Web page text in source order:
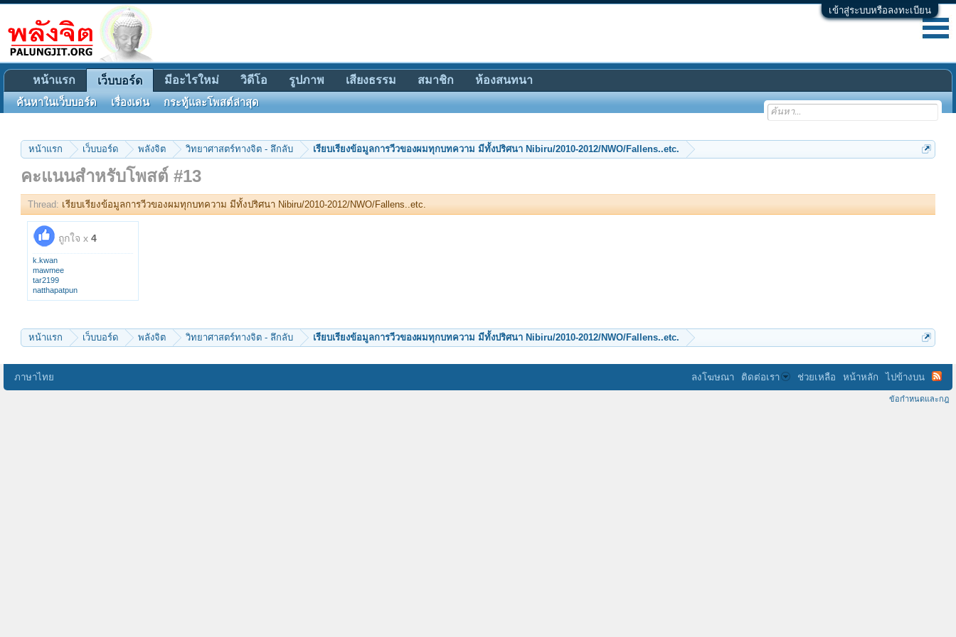
เข้าสู่ระบบหรือลงทะเบียน
หน้าแรก เว็บบอร์ด พลังจิต วิทยาศาสตร์ทางจิต - ลึกลับ เรียบเรียงข้อมูลการวีวของผมทุกบทความ มีทั้งปริศนา Nibiru/2010-2012/NWO/Fallens..etc.
คะแนนสำหรับโพสต์ #13
Thread: เรียบเรียงข้อมูลการวีวของผมทุกบทความ มีทั้งปริศนา Nibiru/2010-2012/NWO/Fallens..etc.
ถูกใจ x 4
k.kwan
mawmee
tar2199
natthapatpun
หน้าแรก เว็บบอร์ด พลังจิต วิทยาศาสตร์ทางจิต - ลึกลับ เรียบเรียงข้อมูลการวีวของผมทุกบทความ มีทั้งปริศนา Nibiru/2010-2012/NWO/Fallens..etc.
หน้าแรก เว็บบอร์ด
ค้นหาในเว็บบอร์ด เรื่องเด่น กระทู้และโพสต์ล่าสุด
มีอะไรใหม่ วิดีโอ รูปภาพ เสียงธรรม สมาชิก ห้องสนทนา
ภาษาไทย ลงโฆษณา ติดต่อเรา ช่วยเหลือ หน้าหลัก ไปข้างบน
ข้อกำหนดและกฎ